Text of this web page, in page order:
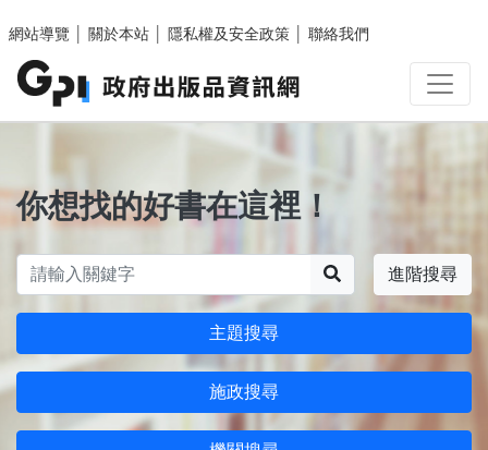
網站導覽
關於本站 隱私權及安全政策 聯絡我們
你想找的好書在這裡！
進階搜尋
主題搜尋
施政搜尋